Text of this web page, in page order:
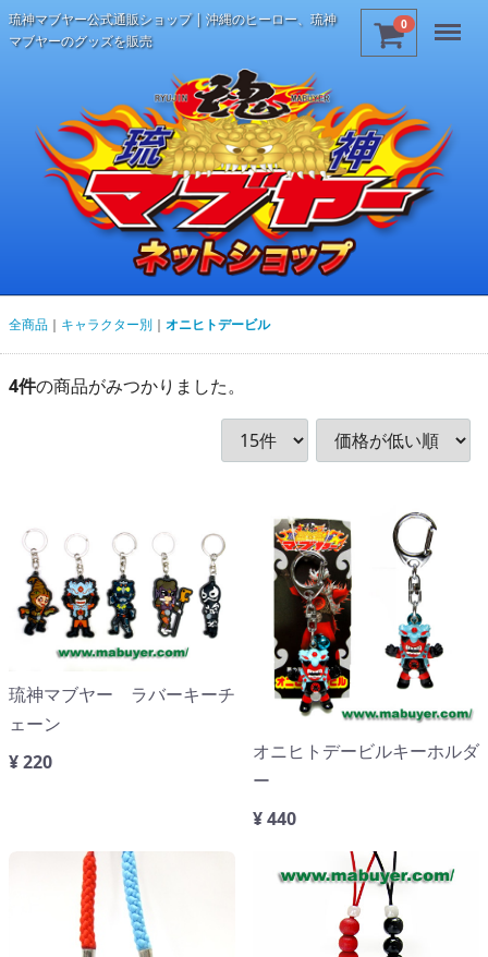
琉神マブヤー公式通販ショップ | 沖縄のヒーロー、琉神
マブヤーのグッズを販売
0 Menu
全商品 キャラクター別 オニヒトデービル
4件の商品がみつかりました。
琉神マブヤー ラバーキーチ
ェーン
¥ 220
オニヒトデービルキーホルダ
ー
¥ 440